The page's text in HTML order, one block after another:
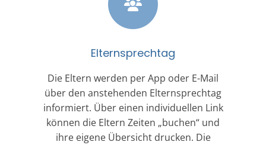
Elternsprechtag
Die Eltern werden per App oder E-Mail
über den anstehenden Elternsprechtag
informiert. Über einen individuellen Link
können die Eltern Zeiten „buchen“ und
ihre eigene Übersicht drucken. Die